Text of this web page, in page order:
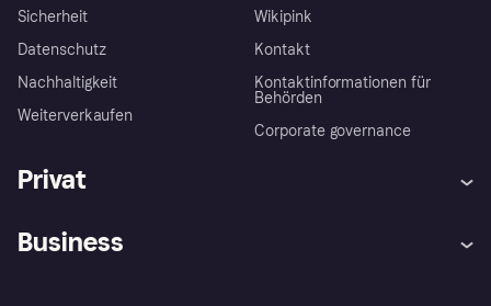
Sicherheit
Datenschutz
Nachhaltigkeit
Weiterverkaufen
Wikipink
Kontakt
Kontaktinformationen für
Behörden
Corporate governance
Privat
Business